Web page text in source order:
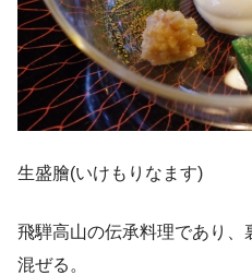
生盛膾(いけもりなます)
飛騨高山の伝承料理であり
混ぜる。